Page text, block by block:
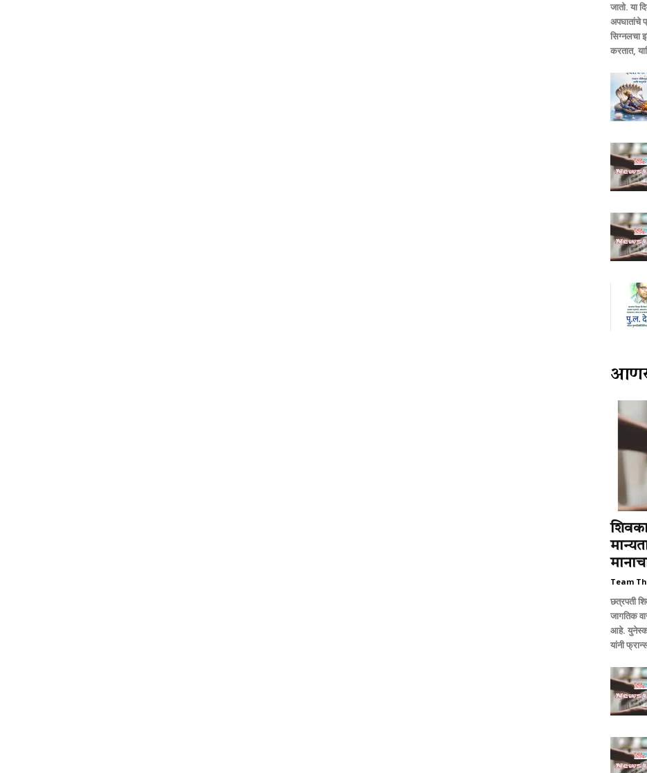
जातो. या
अपघातांचे
सिग्नलचा
करतात,
Team
छत्रपती
जागतिक
आहे.
यांनी